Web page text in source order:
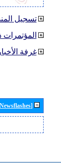
تسجيل
غرفة الأخبار
[Newsflashes]